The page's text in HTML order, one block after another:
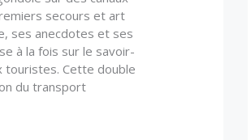
secours et art
ses anecdotes et ses
à la fois sur le savoir-
touristes. Cette double
du transport